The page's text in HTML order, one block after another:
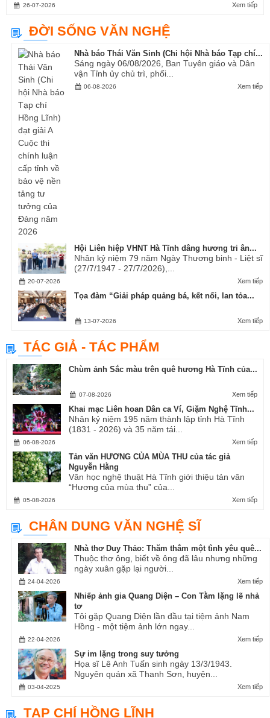
Xem tiếp
26-07-2026
ĐỜI SỐNG VĂN NGHỆ
Nhà báo Thái Văn Sinh (Chi hội Nhà báo Tạp chí...
Sáng ngày 06/08/2026, Ban Tuyên giáo và Dân
vận Tỉnh ủy chủ trì, phối...
Xem tiếp
06-08-2026
Hội Liên hiệp VHNT Hà Tĩnh dâng hương tri ân...
Nhân kỷ niệm 79 năm Ngày Thương binh - Liệt sĩ
(27/7/1947 - 27/7/2026),...
Xem tiếp
20-07-2026
Tọa đàm “Giải pháp quảng bá, kết nối, lan tỏa...
Xem tiếp
13-07-2026
TÁC GIẢ - TÁC PHẨM
Chùm ảnh Sắc màu trên quê hương Hà Tĩnh của...
Xem tiếp
07-08-2026
Khai mạc Liên hoan Dân ca Ví, Giặm Nghệ Tĩnh...
Nhân kỷ niệm 195 năm thành lập tỉnh Hà Tĩnh
(1831 - 2026) và 35 năm tái...
Xem tiếp
06-08-2026
Tản văn HƯƠNG CỦA MÙA THU của tác giả
Nguyễn Hằng
Văn học nghệ thuật Hà Tĩnh giới thiệu tản văn
“Hương của mùa thu” của...
Xem tiếp
05-08-2026
CHÂN DUNG VĂN NGHỆ SĨ
Nhà thơ Duy Thảo: Thăm thẳm một tình yêu quê...
Thuộc thơ ông, biết về ông đã lâu nhưng những
ngày xuân gặp lại người...
Xem tiếp
24-04-2026
Nhiếp ảnh gia Quang Diện – Con Tằm lặng lẽ nhả
tơ
Tôi gặp Quang Diện lần đầu tại tiệm ảnh Nam
Hồng - một tiệm ảnh lớn ngay...
Xem tiếp
22-04-2026
Sự im lặng trong suy tưởng
Họa sĩ Lê Anh Tuấn sinh ngày 13/3/1943.
Nguyên quán xã Thanh Sơn, huyện...
Xem tiếp
03-04-2025
TẠP CHÍ HỒNG LĨNH